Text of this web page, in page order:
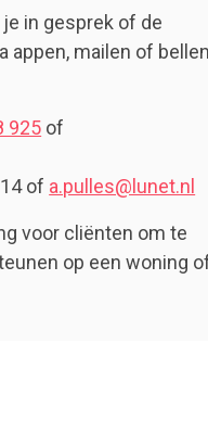
in gesprek of de
appen, mailen of bellen
925 of
of a.pulles@lunet.nl
voor cliënten om te
op een woning